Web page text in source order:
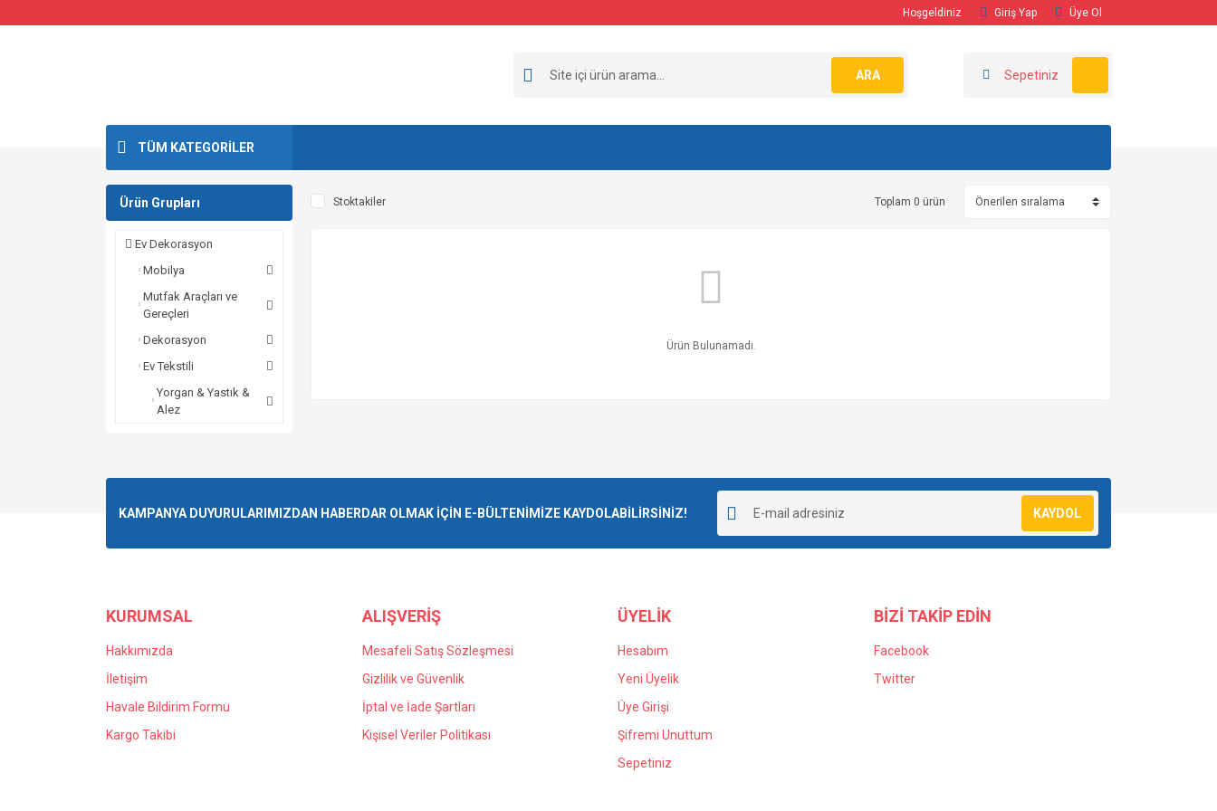
Hoşgeldiniz Giriş Yap Üye Ol
ARA Sepetiniz
TÜM KATEGORİLER
Ürün Grupları
Ev Dekorasyon
Mobilya
Mutfak Araçları ve
Gereçleri
Dekorasyon
Ev Tekstili
Yorgan & Yastık &
Alez
Stoktakiler Toplam 0 ürün
Ürün Bulunamadı.
KAMPANYA DUYURULARIMIZDAN HABERDAR OLMAK İÇİN E-BÜLTENİMİZE KAYDOLABİLİRSİNİZ! KAYDOL
KURUMSAL
Hakkımızda
İletişim
Havale Bildirim Formu
Kargo Takibi
ALIŞVERİŞ
Mesafeli Satış Sözleşmesi
Gizlilik ve Güvenlik
İptal ve İade Şartları
Kişisel Veriler Politikası
ÜYELİK
Hesabım
Yeni Üyelik
Üye Girişi
Şifremi Unuttum
Sepetiniz
BİZİ TAKİP EDİN
Facebook
Twitter